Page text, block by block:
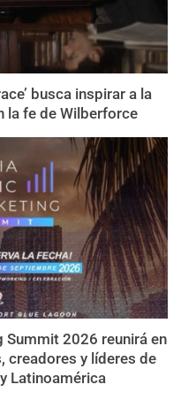
busca inspirar a la
la fe de Wilberforce
Summit 2026 reunirá en
creadores y líderes de
Latinoamérica